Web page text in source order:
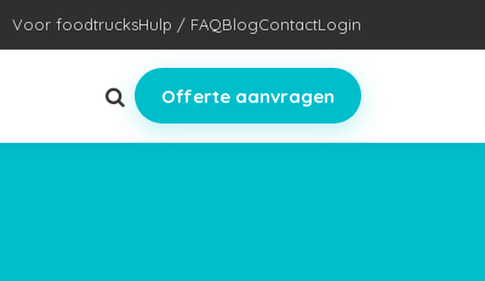
Voor foodtrucksHulp / FAQBlogContactLogin
Offerte aanvragen